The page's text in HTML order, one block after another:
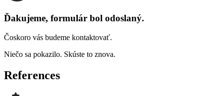
Ďakujeme, formulár bol odoslaný.
Čoskoro vás budeme kontaktovať.
Niečo sa pokazilo. Skúste to znova.
References